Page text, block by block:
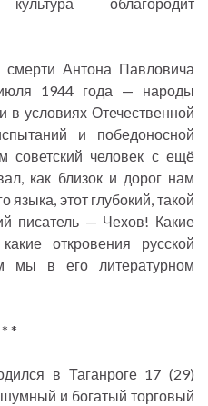
Антона Павловича
1944 года — народы
в условиях Отечественной
и победоносной
советский человек с ещё
как близок и дорог нам
языка, этот глубокий, такой
писатель — Чехов! Какие
откровения русской
мы в его литературном
*
в Таганроге 17 (29)
и богатый торговый